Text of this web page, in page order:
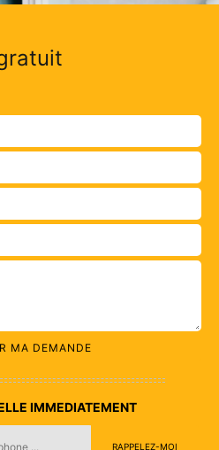
IMMEDIATEMENT